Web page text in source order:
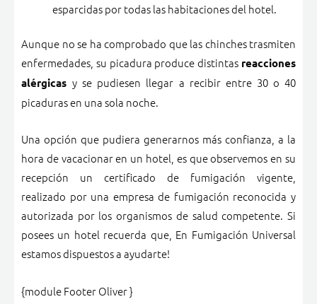
esparcidas por todas las habitaciones del hotel.
Aunque no se ha comprobado que las chinches trasmiten
enfermedades, su picadura produce distintas reacciones
alérgicas y se pudiesen llegar a recibir entre 30 o 40
picaduras en una sola noche.
Una opción que pudiera generarnos más confianza, a la
hora de vacacionar en un hotel, es que observemos en su
recepción un certificado de fumigación vigente,
realizado por una empresa de fumigación reconocida y
autorizada por los organismos de salud competente. Si
posees un hotel recuerda que, En Fumigación Universal
estamos dispuestos a ayudarte!
{module Footer Oliver }